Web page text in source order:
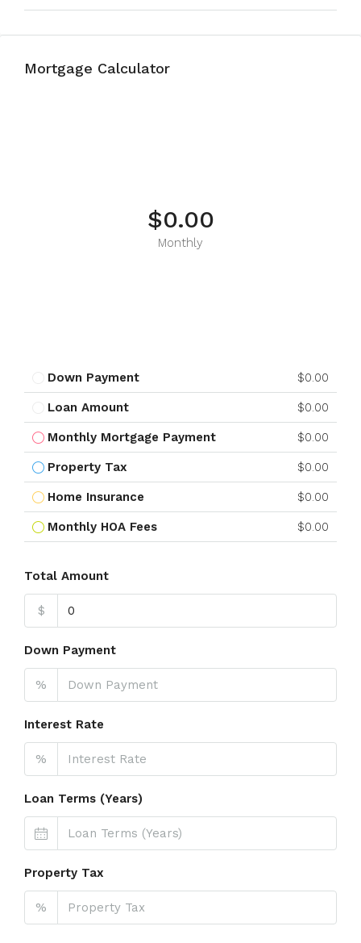
Mortgage Calculator
$0.00
Monthly
Down Payment $0.00
Loan Amount $0.00
Monthly Mortgage Payment $0.00
Property Tax $0.00
Home Insurance $0.00
Monthly HOA Fees $0.00
Total Amount
$
Down Payment
%
Interest Rate
%
Loan Terms (Years)
Property Tax
%